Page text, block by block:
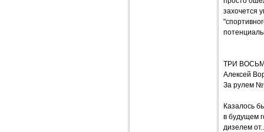
захочется
ТРИ
Алексей
За рулем
Казалось
в будущем
дизелем